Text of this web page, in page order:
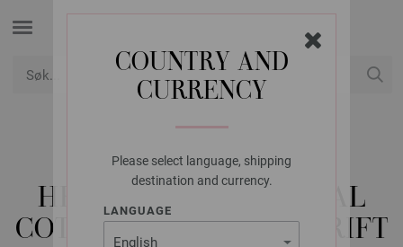
COUNTRY AND
CURRENCY
Please select language, shipping
destination and currency.
LANGUAGE
LANA GROSSA
HEKLET VEST NATURAL
COTTON - HEKLEOPSKRIFT